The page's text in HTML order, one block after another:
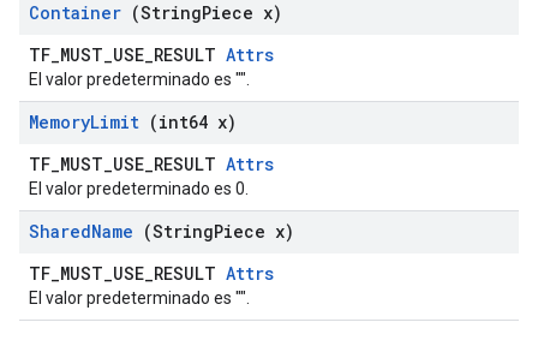
Container (StringPiece x)
TF_MUST_USE_RESULT Attrs
El valor predeterminado es "".
MemoryLimit (int64 x)
TF_MUST_USE_RESULT Attrs
El valor predeterminado es 0.
SharedName (StringPiece x)
TF_MUST_USE_RESULT Attrs
El valor predeterminado es "".